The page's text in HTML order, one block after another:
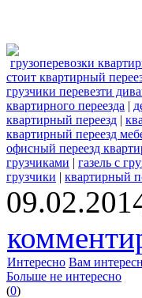
грузоперевозки
стоит квартирный
грузчики перевезти
квартирного переезда |
квартирный переезд |
квартирный переезд
офисный переезд
грузчиками | газель с
грузчики | квартирный
Интересно Вам
Больше не интересно
(0)